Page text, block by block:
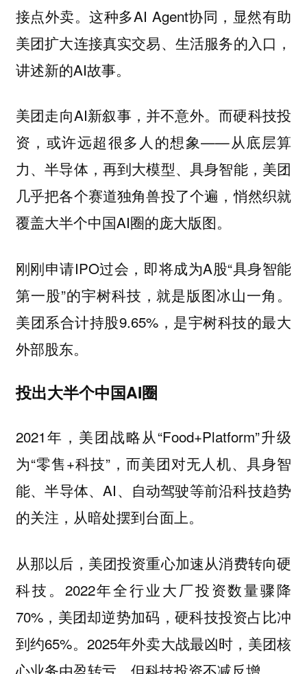
接点外卖。这种多AI Agent协同，显然有助
美团扩大连接真实交易、生活服务的入口，
讲述新的AI故事。
美团走向AI新叙事，并不意外。而硬科技投
资，或许远超很多人的想象——从底层算
力、半导体，再到大模型、具身智能，美团
几乎把各个赛道独角兽投了个遍，悄然织就
覆盖大半个中国AI圈的庞大版图。
刚刚申请IPO过会，即将成为A股“具身智能
第一股”的宇树科技，就是版图冰山一角。
美团系合计持股9.65%，是宇树科技的最大
外部股东。
投出大半个中国AI圈
2021年，美团战略从“Food+Platform”升级
为“零售+科技”，而美团对无人机、具身智
能、半导体、AI、自动驾驶等前沿科技趋势
的关注，从暗处摆到台面上。
从那以后，美团投资重心加速从消费转向硬
科技。2022年全行业大厂投资数量骤降
70%，美团却逆势加码，硬科技投资占比冲
到约65%。2025年外卖大战最凶时，美团核
心业务由盈转亏，但科技投资不减反增。